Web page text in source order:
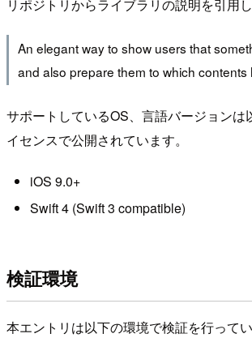
リポジトリからライブラリの説明を引用し
An elegant way to show users that
and also prepare them to which contents
サポートしているOS、言語バージョンは
イセンスで公開されています。
iOS 9.0+
Swift 4 (Swift 3 compatible)
検証環境
本エントリは以下の環境で検証を行ってい